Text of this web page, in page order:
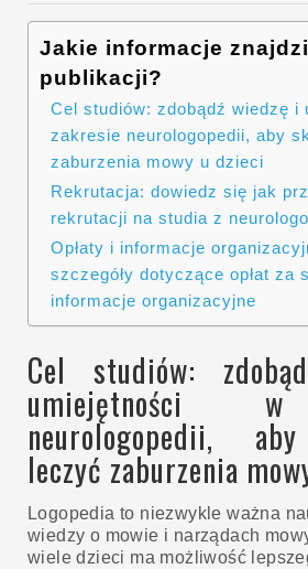
Jakie informacje
publikacji?
Cel studiów: zdobądź wiedzę i
zakresie neurologopedii, aby
zaburzenia mowy u dzieci
Rekrutacja: dowiedz się jak
rekrutacji na studia z
Opłaty i informacje
szczegóły dotyczące opłat za
informacje organizacyjne
Cel studiów:
umiejętności
neurologopedii,
leczyć zaburzenia
Logopedia to niezwykle ważna
wiedzy o mowie i narządach
wiele dzieci ma możliwość